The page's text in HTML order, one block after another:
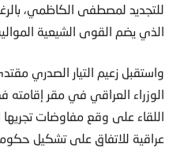
للتجديد لمصطفى الكاظمي،
الذي يضم القوى الشيعية الموالية
واستقبل زعيم التيار الصدري
الوزراء العراقي في مقر إقامته
اللقاء على وقع مفاوضات
عراقية للاتفاق على تشكيل